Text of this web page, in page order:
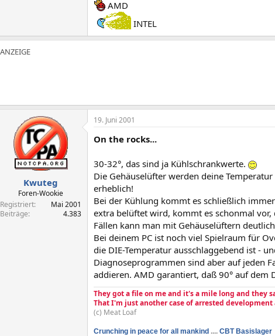
AMD
INTEL
Kwuteg
Foren-Wookie
Registriert
Mai 2001
Beiträge
4.383
19. Juni 2001
On the rocks...
30-32°, das sind ja Kühlschrankwerte.
Die Gehäuselüfter werden deine
erheblich!
Bei der Kühlung kommt es schließlich
extra belüftet wird, kommt es schonmal
Fällen kann man mit Gehäuselüftern
Bei deinem PC ist noch viel Spielraum für
die DIE-Temperatur ausschlaggebend ist -
Diagnoseprogrammen sind aber auf jeden
addieren. AMD garantiert, daß 90° auf dem
They got a file on me and it's a mile long and they
That I'm just another case of arrested
(c) Meat Loaf
Crunching in peace for all mankind .... CBT Basislager